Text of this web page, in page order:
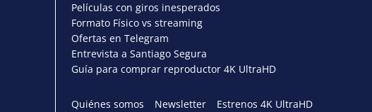
Películas con giros inesperados
Formato Físico vs streaming
Ofertas en Telegram
Entrevista a Santiago Segura
Guía para comprar reproductor 4K UltraHD
Quiénes somos Newsletter
Estrenos 4K UltraHD